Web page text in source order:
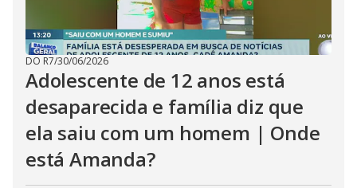
DO R7/30/06/2026
Adolescente de 12 anos está
desaparecida e família diz que
ela saiu com um homem | Onde
está Amanda?